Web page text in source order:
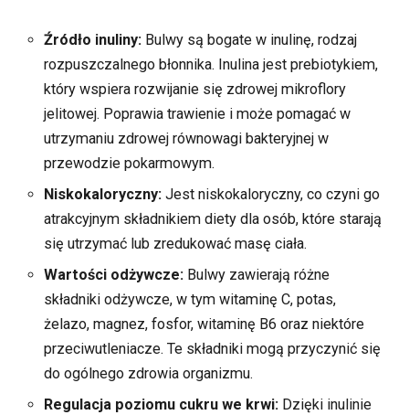
Źródło inuliny: Bulwy są bogate w inulinę, rodzaj
rozpuszczalnego błonnika. Inulina jest prebiotykiem,
który wspiera rozwijanie się zdrowej mikroflory
jelitowej. Poprawia trawienie i może pomagać w
utrzymaniu zdrowej równowagi bakteryjnej w
przewodzie pokarmowym.
Niskokaloryczny: Jest niskokaloryczny, co czyni go
atrakcyjnym składnikiem diety dla osób, które starają
się utrzymać lub zredukować masę ciała.
Wartości odżywcze: Bulwy zawierają różne
składniki odżywcze, w tym witaminę C, potas,
żelazo, magnez, fosfor, witaminę B6 oraz niektóre
przeciwutleniacze. Te składniki mogą przyczynić się
do ogólnego zdrowia organizmu.
Regulacja poziomu cukru we krwi: Dzięki inulinie